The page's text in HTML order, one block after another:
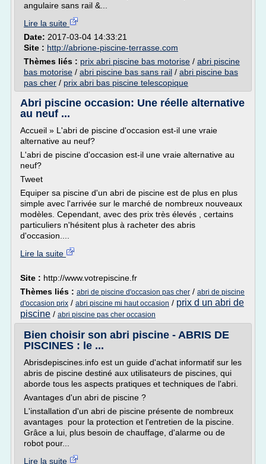
angulaire sans rail &...
Lire la suite
Date: 2017-03-04 14:33:21
Site : http://abrione-piscine-terrasse.com
Thèmes liés : prix abri piscine bas motorise / abri piscine
bas motorise / abri piscine bas sans rail / abri piscine bas
pas cher / prix abri bas piscine telescopique
Abri piscine occasion: Une réelle alternative
au neuf ...
Accueil » L'abri de piscine d'occasion est-il une vraie
alternative au neuf?
L'abri de piscine d'occasion est-il une vraie alternative au
neuf?
Tweet
Equiper sa piscine d'un abri de piscine est de plus en plus
simple avec l'arrivée sur le marché de nombreux nouveaux
modèles. Cependant, avec des prix très élevés , certains
particuliers n'hésitent plus à racheter des abris
d'occasion....
Lire la suite
Site : http://www.votrepiscine.fr
Thèmes liés : abri de piscine d'occasion pas cher / abri de piscine
d'occasion prix / abri piscine mi haut occasion / prix d un abri de
piscine / abri piscine pas cher occasion
Bien choisir son abri piscine - ABRIS DE
PISCINES : le ...
Abrisdepiscines.info est un guide d'achat informatif sur les
abris de piscine destiné aux utilisateurs de piscines, qui
aborde tous les aspects pratiques et techniques de l'abri.
Avantages d'un abri de piscine ?
L'installation d'un abri de piscine présente de nombreux
avantages pour la protection et l'entretien de la piscine.
Grâce a lui, plus besoin de chauffage, d'alarme ou de
robot pour...
Lire la suite